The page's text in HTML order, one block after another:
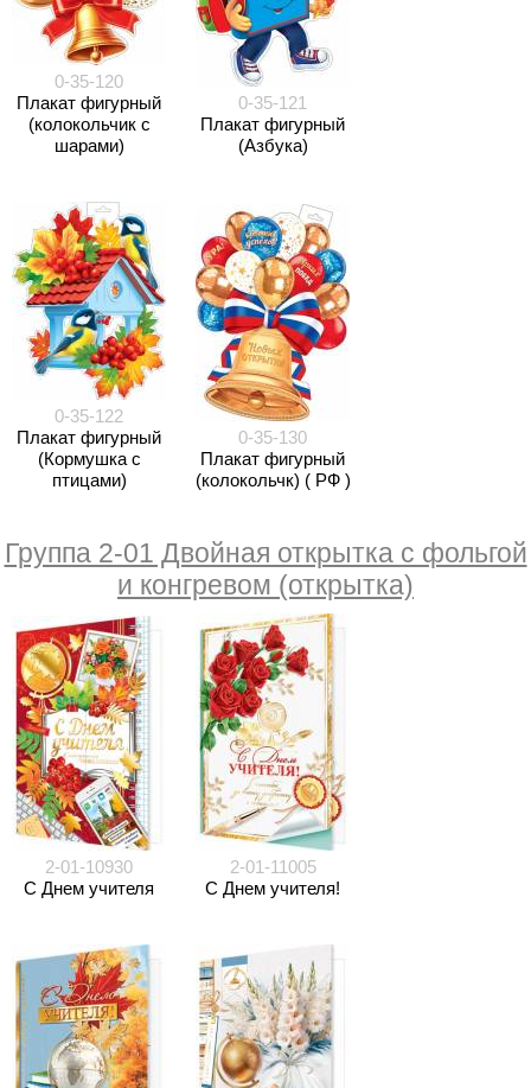
0-35-120
Плакат фигурный
(колокольчик с
шарами)
0-35-121
Плакат фигурный
(Азбука)
0-35-122
Плакат фигурный
(Кормушка с
птицами)
0-35-130
Плакат фигурный
(колокольчк) ( РФ )
Группа 2-01 Двойная открытка с фольгой
и конгревом (открытка)
2-01-10930
С Днем учителя
2-01-11005
С Днем учителя!